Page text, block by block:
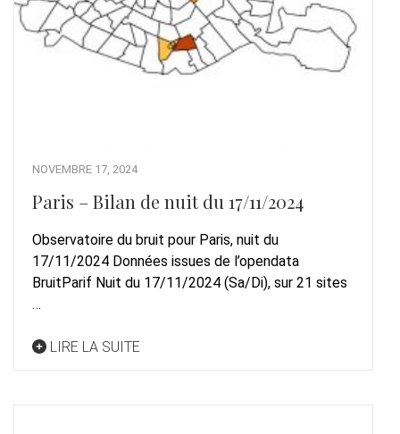
NOVEMBRE 17, 2024
Paris – Bilan de nuit du 17/11/2024
Observatoire du bruit pour Paris, nuit du
17/11/2024 Données issues de l’opendata
BruitParif Nuit du 17/11/2024 (Sa/Di), sur 21 sites
…
LIRE LA SUITE